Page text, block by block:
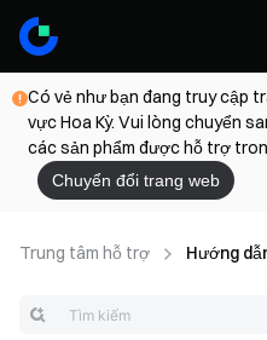
Có vẻ như bạn đang truy cập
vực Hoa Kỳ. Vui lòng chuyển
các sản phẩm được hỗ trợ
Chuyển đổi trang web
Trung tâm hỗ trợ Hướng